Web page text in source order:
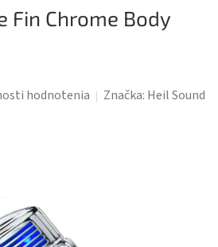
Fin Chrome Body
hodnotenia Značka: Heil Sound